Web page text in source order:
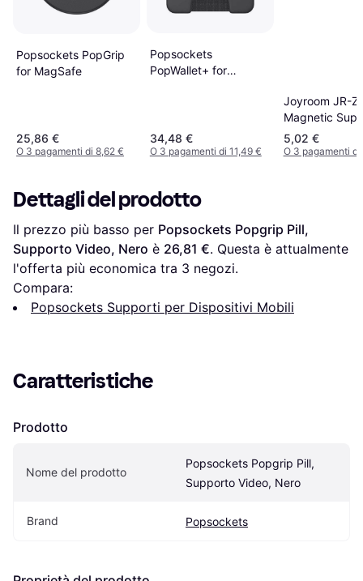
Popsockets PopGrip
for MagSafe
25,86 €
O 3 pagamenti di 8,62 €
Popsockets
PopWallet+ for
34,48 €
O 3 pagamenti di 11,49 €
Joyroom JR-
Magnetic
5,02 €
O 3 pagamenti di
Dettagli del prodotto
Il prezzo più basso per Popsockets Popgrip Pill,
Supporto Video, Nero è 26,81 €. Questa è attualmente
l'offerta più economica tra 3 negozi.
Compara:
Popsockets Supporti per Dispositivi Mobili
Caratteristiche
Prodotto
Nome del prodotto
Popsockets Popgrip Pill,
Supporto Video, Nero
Brand Popsockets